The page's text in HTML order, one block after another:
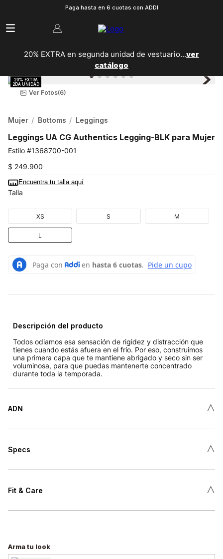
Paga hasta en 6 cuotas con ADDI
20% EXTRA en segunda unidad de vestuario...ver
catálogo
Ver Fotos(6)
Mujer Bottoms Leggings
Leggings UA CG Authentics Legging-BLK para Mujer
1368700-001
$ 249.900
Encuentra tu talla aquí
Talla
XS S M
L
Descripción del producto
Todos odiamos esa sensación de rigidez y distracción que
tienes cuando estás afuera en el frío. Por eso, construimos
una primera capa que te mantiene abrigado y seco sin ser
voluminosa, para que puedas mantenerte concentrado
durante toda la temporada.
ADN ˄
Specs ˄
Fit & Care ˄
Arma tu look